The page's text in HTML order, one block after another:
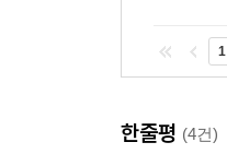
제16장. 명령
제17장. 어떤
제19장. 악인
1
한줄평 (4건)